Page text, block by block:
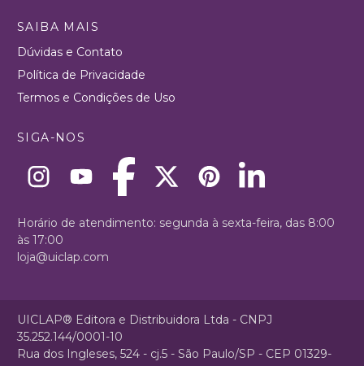
SAIBA MAIS
Dúvidas e Contato
Política de Privacidade
Termos e Condições de Uso
SIGA-NOS
Horário de atendimento: segunda à sexta-feira, das 8:00
às 17:00
loja@uiclap.com
UICLAP® Editora e Distribuidora Ltda - CNPJ
35.252.144/0001-10
Rua dos Ingleses, 524 - cj.5 - São Paulo/SP - CEP 01329-